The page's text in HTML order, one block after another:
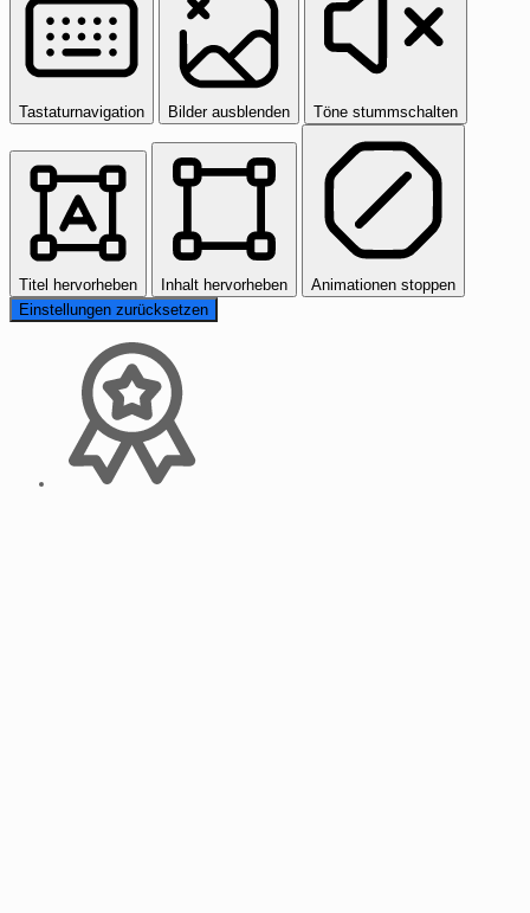
Tastaturnavigation Bilder ausblenden Töne stummschalten
Titel hervorheben Inhalt hervorheben
Animationen stoppen
Einstellungen zurücksetzen